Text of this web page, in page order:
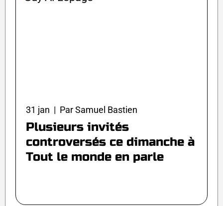
31 jan | Par Samuel Bastien
Plusieurs invités
controversés ce dimanche à
Tout le monde en parle